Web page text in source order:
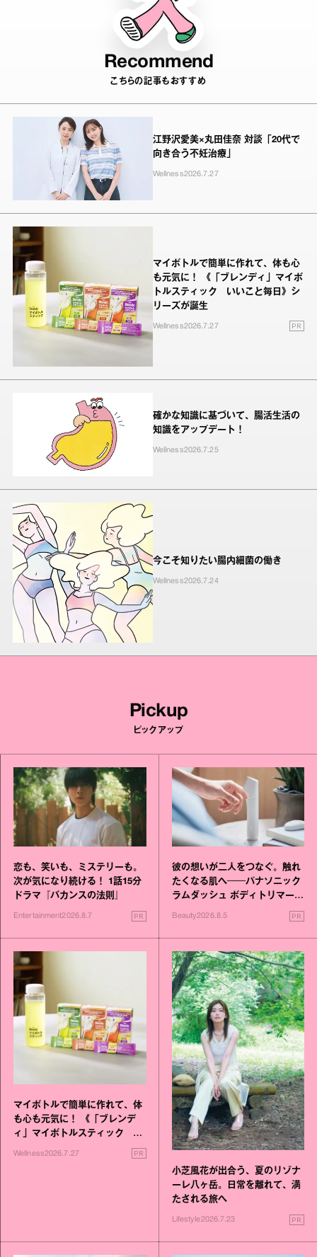
Recommend
こちらの記事もおすすめ
江野沢愛美×丸田佳奈 対談「20代で
向き合う不妊治療」
Wellness2026.7.27
マイボトルで簡単に作れて、体も心
も元気に！ 《「ブレンディ」マイボ
トルスティック いいこと毎日》シ
リーズが誕生
Wellness2026.7.27 PR
確かな知識に基づいて、腸活生活の
知識をアップデート！
Wellness2026.7.25
今こそ知りたい腸内細菌の働き
Wellness2026.7.24
Pickup
ピックアップ
恋も、笑いも、ミステリーも。
次が気になり続ける！ 1話15分
ドラマ『バカンスの法則』
Entertainment2026.8.7 PR
彼の想いが二人をつなぐ。触れ
たくなる肌へ──パナソニック
ラムダッシュ ボディトリマーが
Beauty2026.8.5 PR
マイボトルで簡単に作れて、体
も心も元気に！ 《「ブレンデ
ィ」マイボトルスティック い
いこと毎日》シリーズが誕生
Wellness2026.7.27 PR
小芝風花が出合う、夏のリゾナ
ーレ八ヶ岳。日常を離れて、満
たされる旅へ
Lifestyle2026.7.23 PR